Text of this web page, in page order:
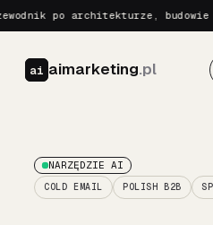
po architekturze, budowie i
ai aimarketing.pl
NARZĘDZIE AI
COLD EMAIL POLISH B2B